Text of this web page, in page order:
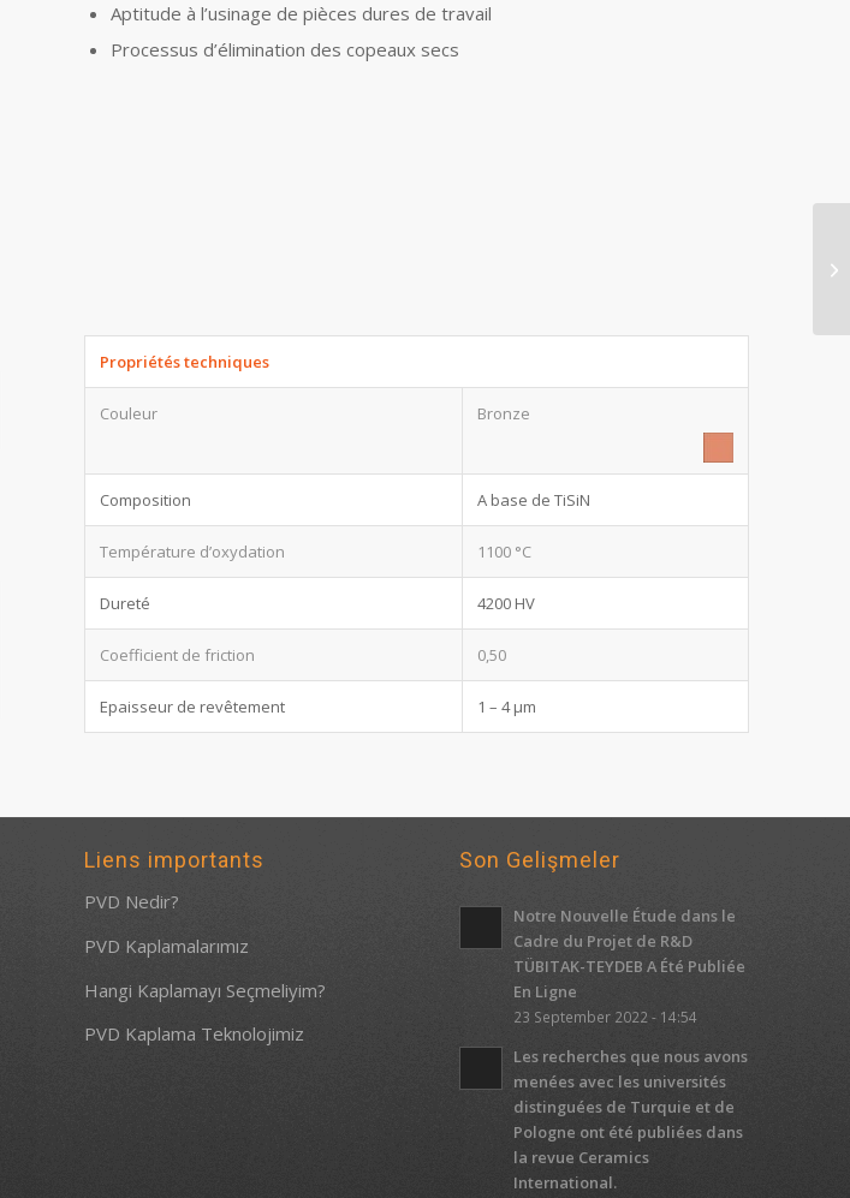
Aptitude à l’usinage de pièces dures de travail
Processus d’élimination des copeaux secs
Propriétés techniques
Couleur Bronze
Composition A base de TiSiN
Température d’oxydation 1100 °C
Dureté 4200 HV
Coefficient de friction 0,50
Epaisseur de revêtement 1 – 4 μm
Liens importants
PVD Nedir?
PVD Kaplamalarımız
Hangi Kaplamayı Seçmeliyim?
PVD Kaplama Teknolojimiz
Son Gelişmeler
Notre Nouvelle Étude dans le
Cadre du Projet de R&D
TÜBITAK-TEYDEB A Été Publiée
En Ligne
23 September 2022 - 14:54
Les recherches que nous avons
menées avec les universités
distinguées de Turquie et de
Pologne ont été publiées dans
la revue Ceramics
International.